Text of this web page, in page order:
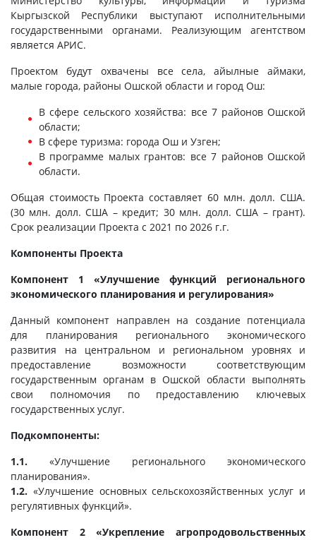
Кыргызской Республики выступают исполнительными
государственными органами. Реализующим агентством
является АРИС.
Проектом будут охвачены все села, айылные аймаки,
малые города, районы Ошской области и город Ош:
В сфере сельского хозяйства: все 7 районов Ошской
области;
В сфере туризма: города Ош и Узген;
В программе малых грантов: все 7 районов Ошской
области.
Общая стоимость Проекта составляет 60 млн. долл. США.
(30 млн. долл. США – кредит; 30 млн. долл. США – грант).
Срок реализации Проекта с 2021 по 2026 г.г.
Компоненты Проекта
Компонент 1 «Улучшение функций регионального
экономического планирования и регулирования»
Данный компонент направлен на создание потенциала
для планирования регионального экономического
развития на центральном и региональном уровнях и
предоставление возможности соответствующим
государственным органам в Ошской области выполнять
свои полномочия по предоставлению ключевых
государственных услуг.
Подкомпоненты:
1.1. «Улучшение регионального экономического
планирования».
1.2. «Улучшение основных сельскохозяйственных услуг и
регулятивных функций».
Компонент 2 «Укрепление агропродовольственных